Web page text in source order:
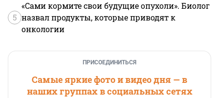
5
«Сами кормите свои будущие опухоли». Биолог
назвал продукты, которые приводят к
онкологии
ПРИСОЕДИНИТЬСЯ
Самые яркие фото и видео дня — в
наших группах в социальных сетях